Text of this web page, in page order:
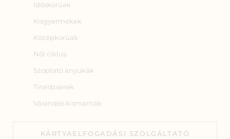
Időskorúak
Kisgyermekek
Középkorúak
Női ciklus
Szoptató anyukák
Tinédzserek
Várandós kismamák
KÁRTYAELFOGADÁSI SZOLGÁLTATÓ